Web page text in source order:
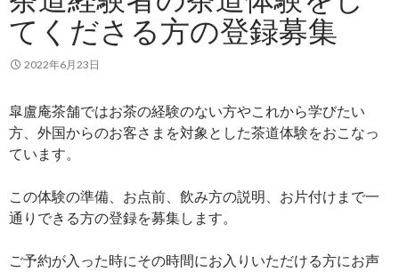
てくださる方の登録募集
2022年6月23日
皐盧庵茶舗ではお茶の経験のない方やこれから学びたい
方、外国からのお客さまを対象とした茶道体験をおこなっ
ています。
この体験の準備、お点前、飲み方の説明、お片付けまで一
通りできる方の登録を募集します。
ご予約が入った時にその時間にお入りいただける方にお声